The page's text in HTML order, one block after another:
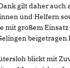
gilt daher auch
und Helfern
mit großem Einsatz
beigetragen
blickt mit